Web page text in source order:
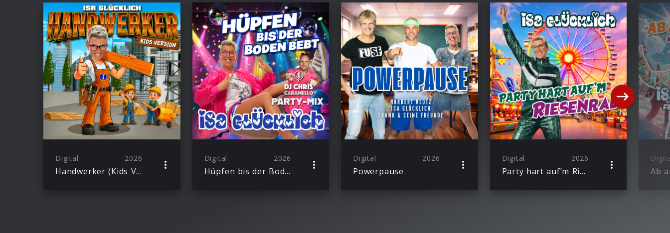
Digital 2026
Handwerker (Kids Version)
Digital 2026
Hüpfen bis der Boden bebt (Party-Mix)
Digital 2026
Powerpause
Digital 2026
Party hart auf’m Riesenrad